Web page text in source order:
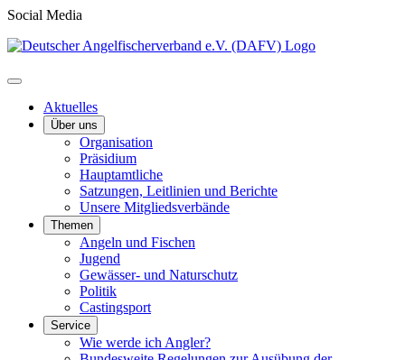
Social Media
Aktuelles
Über uns
Organisation
Präsidium
Hauptamtliche
Satzungen, Leitlinien und Berichte
Unsere Mitgliedsverbände
Themen
Angeln und Fischen
Jugend
Gewässer- und Naturschutz
Politik
Castingsport
Service
Wie werde ich Angler?